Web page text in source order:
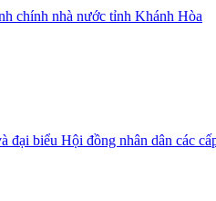
chính nhà nước tỉnh Khánh Hòa
biểu Hội đồng nhân dân các